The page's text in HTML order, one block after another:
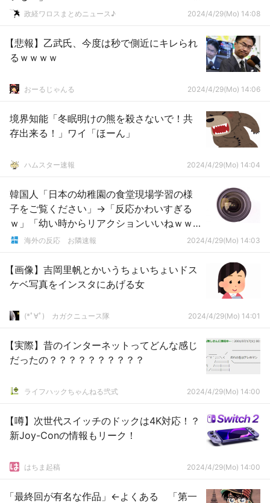
ｗｗｗｗｗｗｗ
政経ワロスまとめニュース♪ 2024/4/29(Mo) 14:08
【悲報】乙武氏、今度は秒で側近にキレられ
るｗｗｗｗ
おーるじゃんる 2024/4/29(Mo) 14:06
境界知能「冬眠明けの熊を殺さないで！共
存出来る！」ワイ「ほーん」
ハムスター速報 2024/4/29(Mo) 14:04
韓国人「日本の幼稚園の食堂現場学習の様
子をご覧ください」→「反応かわいすぎる
ｗ」「幼い時からリアクションいいねｗｗ
ｗ」「韓国もあのような教育をさせなけれ
海外の反応 お隣速報 2024/4/29(Mo) 14:03
【画像】吉岡里帆とかいうちょいちょいドス
ケベ写真をインスタにあげる女
(*ﾟ∀ﾟ)ゞカガクニュース隊 2024/4/29(Mo) 14:01
【実際】昔のインターネットってどんな感じ
だったの？？？？？？？？？？
ライフハックちゃんねる弐式 2024/4/29(Mo) 14:00
【噂】次世代スイッチのドックは4K対応！？
新Joy-Conの情報もリーク！
はちま起稿 2024/4/29(Mo) 14:00
「最終回が有名な作品」←よくある 「第一